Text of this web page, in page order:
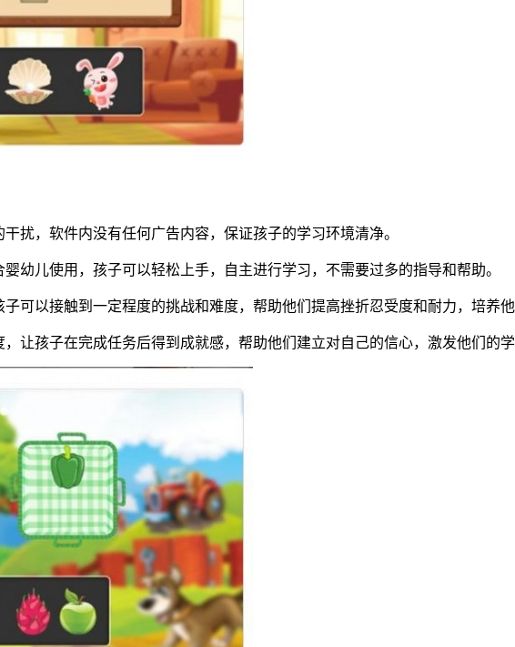
扰，软件内没有任何广告内容，保证孩子的学习环境清净。
幼儿使用，孩子可以轻松上手，自主进行学习，不需要过多的指导和帮助。
可以接触到一定程度的挑战和难度，帮助他们提高挫折忍受度和耐力，培养他
让孩子在完成任务后得到成就感，帮助他们建立对自己的信心，激发他们的学